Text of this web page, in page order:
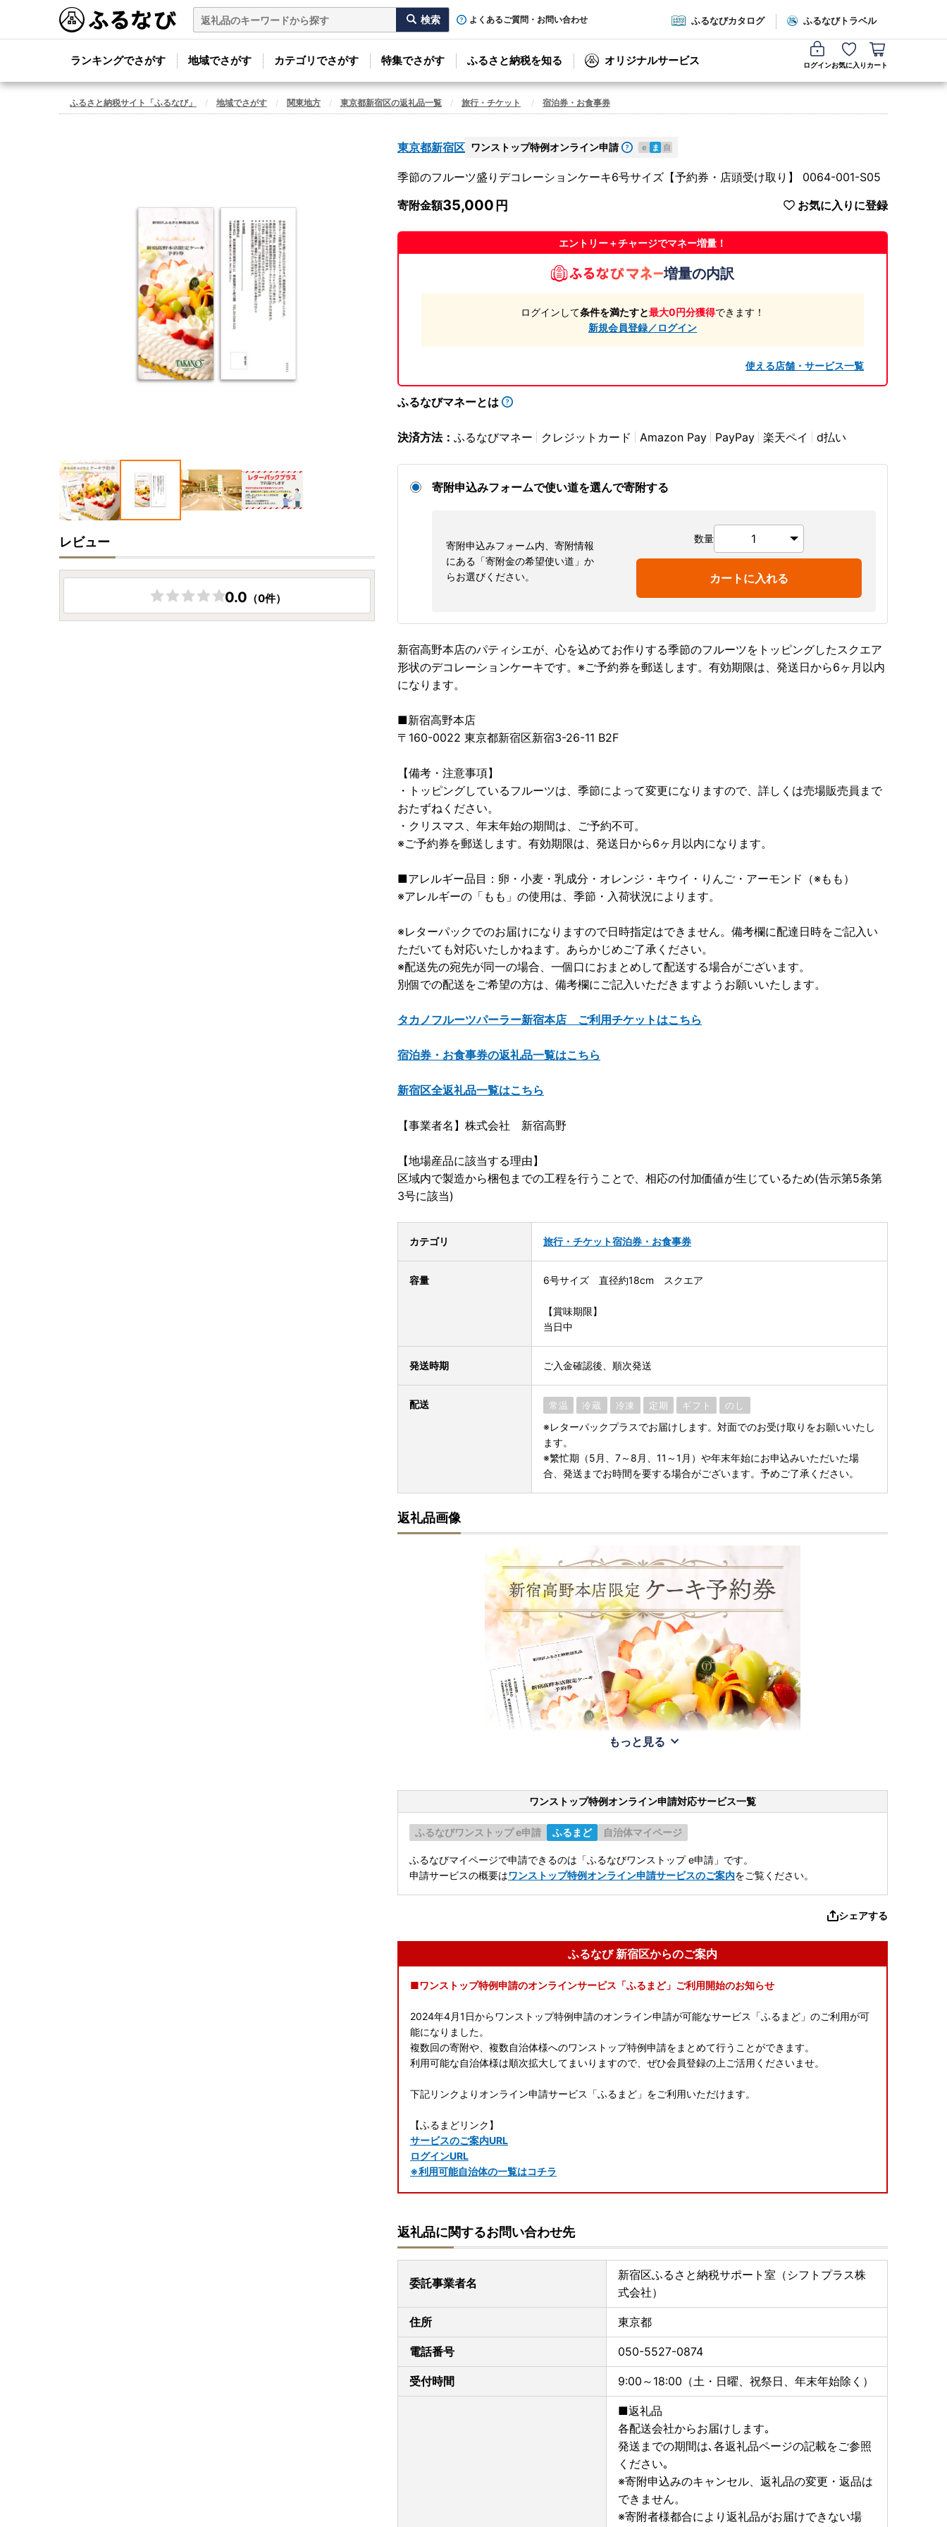
よくあるご質問・お問い合わせ ふるなびカタログ ふるなびトラベル
ランキングでさがす 地域でさがす カテゴリでさがす 特集でさがす ふるさと納税を知る オリジナルサービス ログインお気に入り カート
ふるさと納税サイト「ふるなび」 地域でさがす 関東地方 東京都新宿区の返礼品一覧 旅行・チケット 宿泊券・お食事券
東京都新宿区 ワンストップ特例オンライン申請 e ま 自
季節のフルーツ盛りデコレーションケーキ6号サイズ【予約券・店頭受け取り】 0064-001-S05
寄附金額35,000 お気に入りに登録
エントリー＋チャージでマネー増量！
増量の内訳
ログインして条件を満たすと最大0円分獲得できます！
新規会員登録／ログイン
使える店舗・サービス一覧
ふるなびマネーとは
決済方法： ふるなびマネー クレジットカード Amazon Pay PayPay 楽天ペイ d払い
寄附申込みフォームで使い道を選んで寄附する
寄附申込みフォーム内、寄附情報
にある「寄附金の希望使い道」か
らお選びください。
数量
カートに入れる
新宿高野本店のパティシエが、心を込めてお作りする季節のフルーツをトッピングしたスクエア
形状のデコレーションケーキです。※ご予約券を郵送します。有効期限は、発送日から6ヶ月以内
になります。
■新宿高野本店
〒160-0022 東京都新宿区新宿3-26-11 B2F
【備考・注意事項】
・トッピングしているフルーツは、季節によって変更になりますので、詳しくは売場販売員まで
おたずねください。
・クリスマス、年末年始の期間は、ご予約不可。
※ご予約券を郵送します。有効期限は、発送日から6ヶ月以内になります。
■アレルギー品目：卵・小麦・乳成分・オレンジ・キウイ・りんご・アーモンド（※もも）
※アレルギーの「もも」の使用は、季節・入荷状況によります。
※レターパックでのお届けになりますので日時指定はできません。備考欄に配達日時をご記入い
ただいても対応いたしかねます。あらかじめご了承ください。
※配送先の宛先が同一の場合、一個口におまとめして配送する場合がございます。
別個での配送をご希望の方は、備考欄にご記入いただきますようお願いいたします。
タカノフルーツパーラー新宿本店 ご利用チケットはこちら
宿泊券・お食事券の返礼品一覧はこちら
新宿区全返礼品一覧はこちら
【事業者名】株式会社 新宿高野
【地場産品に該当する理由】
区域内で製造から梱包までの工程を行うことで、相応の付加価値が生じているため(告示第5条第
3号に該当)
カテゴリ 旅行・チケット宿泊券・お食事券
容量 6号サイズ 直径約18cm スクエア
【賞味期限】
当日中
発送時期 ご入金確認後、順次発送
配送 常温 冷蔵 冷凍 定期 ギフト のし
※レターパックプラスでお届けします。対面でのお受け取りをお願いいたし
ます。
※繁忙期（5月、7～8月、11～1月）や年末年始にお申込みいただいた場
合、発送までお時間を要する場合がございます。予めご了承ください。
返礼品画像
もっと見る
ワンストップ特例オンライン申請対応サービス一覧
ふるなびワンストップ e申請 ふるまど 自治体マイページ
ふるなびマイページで申請できるのは「ふるなびワンストップ e申請」です。
申請サービスの概要はワンストップ特例オンライン申請サービスのご案内をご覧ください。
シェアする
ふるなび 新宿区からのご案内
■ワンストップ特例申請のオンラインサービス「ふるまど」ご利用開始のお知らせ
2024年4月1日からワンストップ特例申請のオンライン申請が可能なサービス「ふるまど」のご利用が可
能になりました。
複数回の寄附や、複数自治体様へのワンストップ特例申請をまとめて行うことができます。
利用可能な自治体様は順次拡大してまいりますので、ぜひ会員登録の上ご活用くださいませ。
下記リンクよりオンライン申請サービス「ふるまど」をご利用いただけます。
【ふるまどリンク】
サービスのご案内URL
ログインURL
※利用可能自治体の一覧はコチラ
2.「ふるまど」に新規アカウント登録
3.寄附情報を登録
4.ワンストップ特例申請を実施
※複数の寄附登録後は、まとめてワンストップ特例申請が可能です。
6.申請完了
-----------------------------------------
す。紙での受付書の送付は行っておりません。ご了承ください。
お問合せ等ございましたら、下記メールアドレスまでご連絡をお願いいたします。
[お問合せ先] support@shinjuku.furusato-lg.jp
返礼品に関するお問い合わせ先
委託事業者名
新宿区ふるさと納税サポート室（シフトプラス株
式会社）
住所 東京都
電話番号 050-5527-0874
受付時間 9:00～18:00（土・日曜、祝祭日、年末年始除く）
■返礼品
各配送会社からお届けします｡
発送までの期間は､各返礼品ページの記載をご参照
ください｡
※寄附申込みのキャンセル、返礼品の変更・返品は
できません。
※寄附者様都合により返礼品がお届けできない場
レビュー
0.0 （0件）